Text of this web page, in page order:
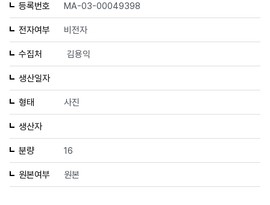
등록번호 MA-03-00049398
전자여부 비전자
수집처 김용익
생산일자
형태 사진
생산자
분량 16
원본여부 원본